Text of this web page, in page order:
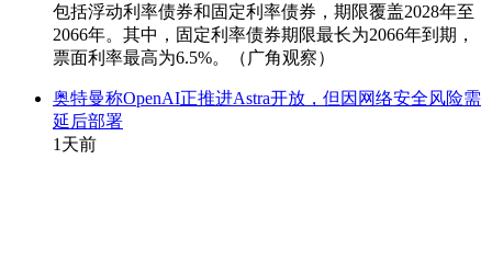
包括浮动利率债券和固定利率债券，期限覆盖2028年至
2066年。其中，固定利率债券期限最长为2066年到期，
票面利率最高为6.5%。（广角观察）
奥特曼称OpenAI正推进Astra开放，但因网络安全风险需
延后部署
1天前